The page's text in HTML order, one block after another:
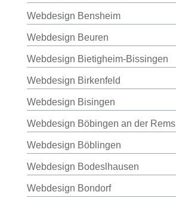
Webdesign Bensheim
Webdesign Beuren
Webdesign Bietigheim-Bissingen
Webdesign Birkenfeld
Webdesign Bisingen
Webdesign Böbingen an der Rems
Webdesign Böblingen
Webdesign Bodeslhausen
Webdesign Bondorf